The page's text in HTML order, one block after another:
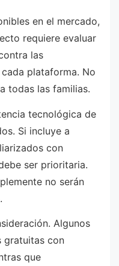
en el mercado,
requiere evaluar
las
plataforma. No
todas las familias.
tecnológica de
Si incluye a
con
ser prioritaria.
no serán
Algunos
gratuitas con
que